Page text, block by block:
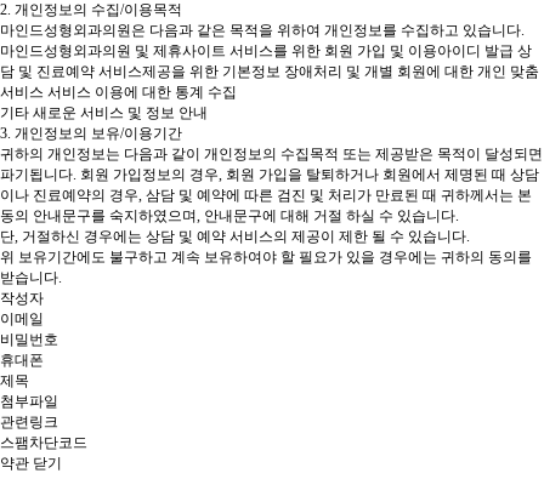
2. 개인정보의 수집/이용목적
마인드성형외과의원은 다음과 같은 목적을 위하여 개인정보를 수집하고 있습니다.
마인드성형외과의원 및 제휴사이트 서비스를 위한 회원 가입 및 이용아이디 발급 상
담 및 진료예약 서비스제공을 위한 기본정보 장애처리 및 개별 회원에 대한 개인 맞춤
서비스 서비스 이용에 대한 통계 수집
기타 새로운 서비스 및 정보 안내
3. 개인정보의 보유/이용기간
귀하의 개인정보는 다음과 같이 개인정보의 수집목적 또는 제공받은 목적이 달성되면
파기됩니다. 회원 가입정보의 경우, 회원 가입을 탈퇴하거나 회원에서 제명된 때 상담
이나 진료예약의 경우, 삼담 및 예약에 따른 검진 및 처리가 만료된 때 귀하께서는 본
동의 안내문구를 숙지하였으며, 안내문구에 대해 거절 하실 수 있습니다.
단, 거절하신 경우에는 상담 및 예약 서비스의 제공이 제한 될 수 있습니다.
위 보유기간에도 불구하고 계속 보유하여야 할 필요가 있을 경우에는 귀하의 동의를
받습니다.
작성자
이메일
비밀번호
휴대폰
제목
첨부파일
관련링크
스팸차단코드
약관 닫기